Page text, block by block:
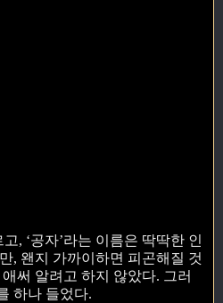
, ‘공자’라는 이름은 딱딱한 인
, 왠지 가까이하면 피곤해질 것
써 알려고 하지 않았다. 그러
하나 들었다.